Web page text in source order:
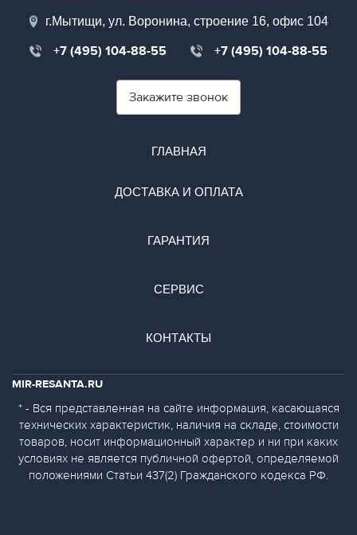
г.Мытищи, ул. Воронина, строение 16, офис 104
+7 (495) 104-88-55 +7 (495) 104-88-55
Закажите звонок
ГЛАВНАЯ
ДОСТАВКА И ОПЛАТА
ГАРАНТИЯ
СЕРВИС
КОНТАКТЫ
MIR-RESANTA.RU
* - Вся представленная на сайте информация, касающаяся
технических характеристик, наличия на складе, стоимости
товаров, носит информационный характер и ни при каких
условиях не является публичной офертой, определяемой
положениями Статьи 437(2) Гражданского кодекса РФ.